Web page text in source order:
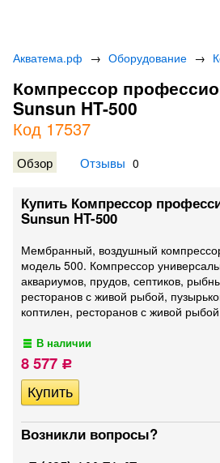
Акватема.рф → Оборудование →
Компрессор
Sunsun HT-500
Код 17537
Обзор Отзывы 0
Купить Компрессор
Sunsun HT-500
Мембранный, воздушный
модель 500. Компрессор
аквариумов, прудов, септиков,
ресторанов с живой рыбой,
коптилен, ресторанов с живой
В наличии
8 577 Р
Возникли вопросы?